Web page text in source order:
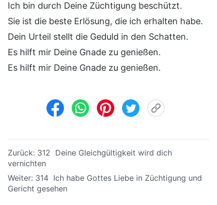
Ich bin durch Deine Züchtigung beschützt.
Sie ist die beste Erlösung, die ich erhalten habe.
Dein Urteil stellt die Geduld in den Schatten.
Es hilft mir Deine Gnade zu genießen.
Es hilft mir Deine Gnade zu genießen.
Zurück: 312 Deine Gleichgültigkeit wird dich
vernichten
Weiter: 314 Ich habe Gottes Liebe in Züchtigung und
Gericht gesehen